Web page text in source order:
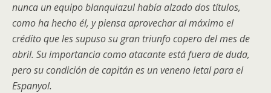
nunca un equipo blanquiazul había alzado dos títulos,
como ha hecho él, y piensa aprovechar al máximo el
crédito que les supuso su gran triunfo copero del mes de
abril. Su importancia como atacante está fuera de duda,
pero su condición de capitán es un veneno letal para el
Espanyol.